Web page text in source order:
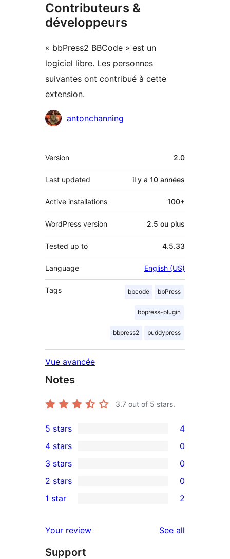
Contributeurs &
développeurs
« bbPress2 BBCode » est un
logiciel libre. Les personnes
suivantes ont contribué à cette
extension.
Contributeurs
antonchanning
Méta
Version 2.0
Last updated il y a 10 années
Active installations 100+
WordPress version 2.5 ou plus
Tested up to 4.5.33
Language English (US)
Tags bbcode bbPress
bbpress-plugin
bbpress2 buddypress
Vue avancée
Notes
3.7 out of 5 stars.
4
5-
star
reviews
5 stars 4
4-
star
reviews
4 stars 0
0
3-
star
3 stars 0
2-
reviews
2 stars 0
star
reviews
1 star 2
Your review See all
Support